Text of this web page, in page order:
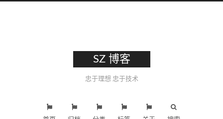
SZ 博客
忠于理想 忠于技术